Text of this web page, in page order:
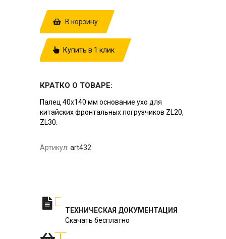
В корзину
Купить в 1 клик
КРАТКО О ТОВАРЕ:
Палец 40х140 мм основание ухо для
китайских фронтальных погрузчиков ZL20,
ZL30.
Артикул: art432
ТЕХНИЧЕСКАЯ ДОКУМЕНТАЦИЯ
Скачать бесплатно